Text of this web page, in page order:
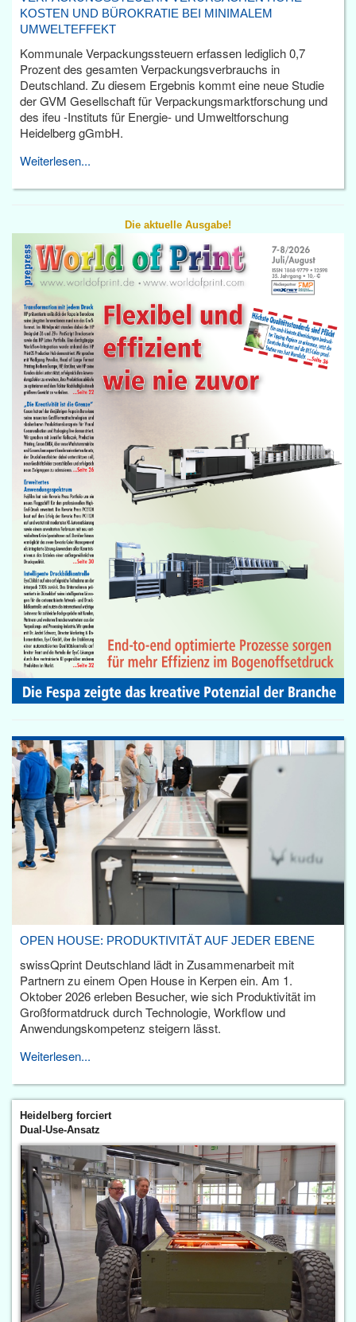
KOSTEN UND BÜROKRATIE BEI MINIMALEM
UMWELTEFFEKT
Kommunale Verpackungssteuern erfassen lediglich 0,7
Prozent des gesamten Verpackungsverbrauchs in
Deutschland. Zu diesem Ergebnis kommt eine neue Studie
der GVM Gesellschaft für Verpackungsmarktforschung und
des ifeu -Instituts für Energie- und Umweltforschung
Heidelberg gGmbH.
Weiterlesen...
Die aktuelle Ausgabe!
OPEN HOUSE: PRODUKTIVITÄT AUF JEDER EBENE
swissQprint Deutschland lädt in Zusammenarbeit mit
Partnern zu einem Open House in Kerpen ein. Am 1.
Oktober 2026 erleben Besucher, wie sich Produktivität im
Großformatdruck durch Technologie, Workflow und
Anwendungskompetenz steigern lässt.
Weiterlesen...
Heidelberg forciert
Dual-Use-Ansatz